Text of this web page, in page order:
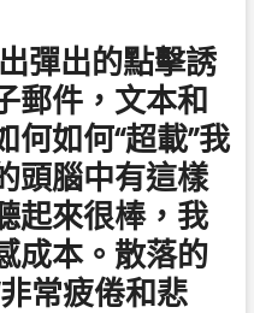
彈出的點擊誘
郵件，文本和
何如何“超載”我
頭腦中有這樣
起來很棒，我
成本。散落的
常疲倦和悲